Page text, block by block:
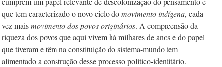
que tem caracterizado o novo ciclo domovimentoindígena, cada
vez maismovimentodospovosoriginários. A compreensão da
riqueza dos povos que aqui vivem há milhares de anos e do papel
que tiveram e têm na constituição do sistema-mundo tem
alimentado a construção desse processo político-identitário.